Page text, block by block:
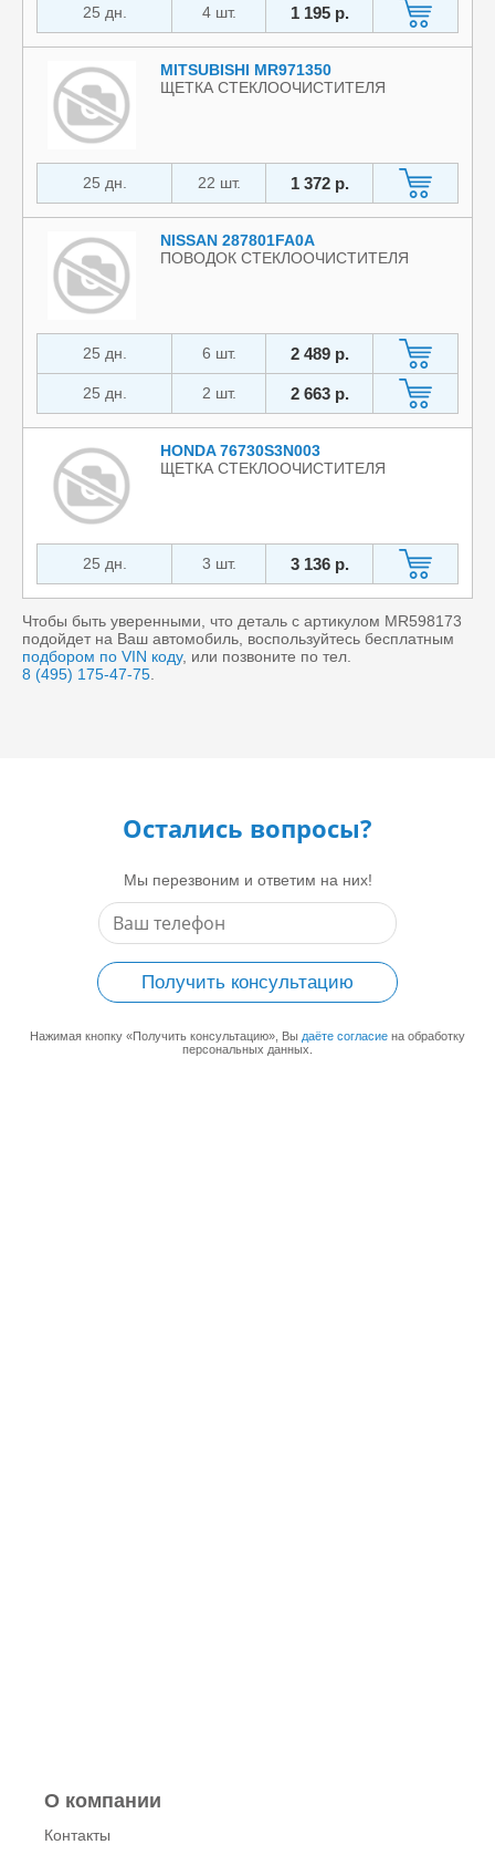
25 дн. 4 шт. 1 195 р.
MITSUBISHI MR971350
ЩЕТКА СТЕКЛООЧИСТИТЕЛЯ
25 дн. 22 шт. 1 372 р.
NISSAN 287801FA0A
ПОВОДОК СТЕКЛООЧИСТИТЕЛЯ
25 дн. 6 шт. 2 489 р.
25 дн. 2 шт. 2 663 р.
HONDA 76730S3N003
ЩЕТКА СТЕКЛООЧИСТИТЕЛЯ
25 дн. 3 шт. 3 136 р.
Чтобы быть уверенными, что деталь с артикулом MR598173
подойдет на Ваш автомобиль, воспользуйтесь бесплатным
подбором по VIN коду, или позвоните по тел.
8 (495) 175-47-75
Остались вопросы?
Мы перезвоним и ответим на них!
Получить консультацию
Нажимая кнопку «Получить консультацию», Вы даёте согласие на обработку
персональных данных.
О компании
Контакты